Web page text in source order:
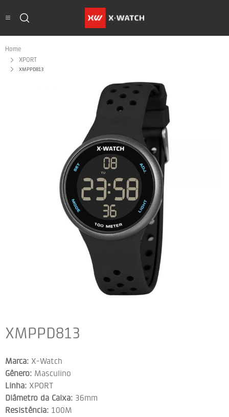
Home
XPORT
XMPPD813
XMPPD813
Marca: X-Watch
Gênero: Masculino
Linha: XPORT
Diâmetro da Caixa: 36mm
Resistência: 100M